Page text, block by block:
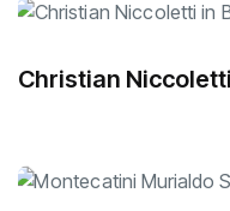
Christian